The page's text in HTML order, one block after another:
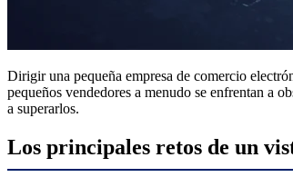
Dirigir una pequeña empresa de comercio
pequeños vendedores a menudo se enfrentan a
a superarlos.
Los principales retos de un